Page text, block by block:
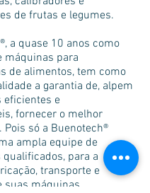
de frutas e legumes.
a quase 10 anos como
máquinas para
de alimentos, tem como
a garantia de, alpem
eficientes e
fornecer o melhor
só a Buenotech®
ampla equipe de
para a
transporte e
suas máquinas,